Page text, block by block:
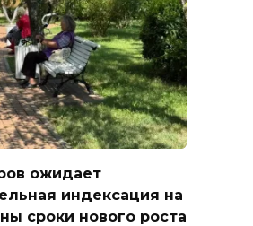
ожидает
индексация на
сроки нового роста